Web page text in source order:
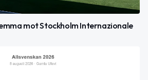
mot Stockholm Internazionale